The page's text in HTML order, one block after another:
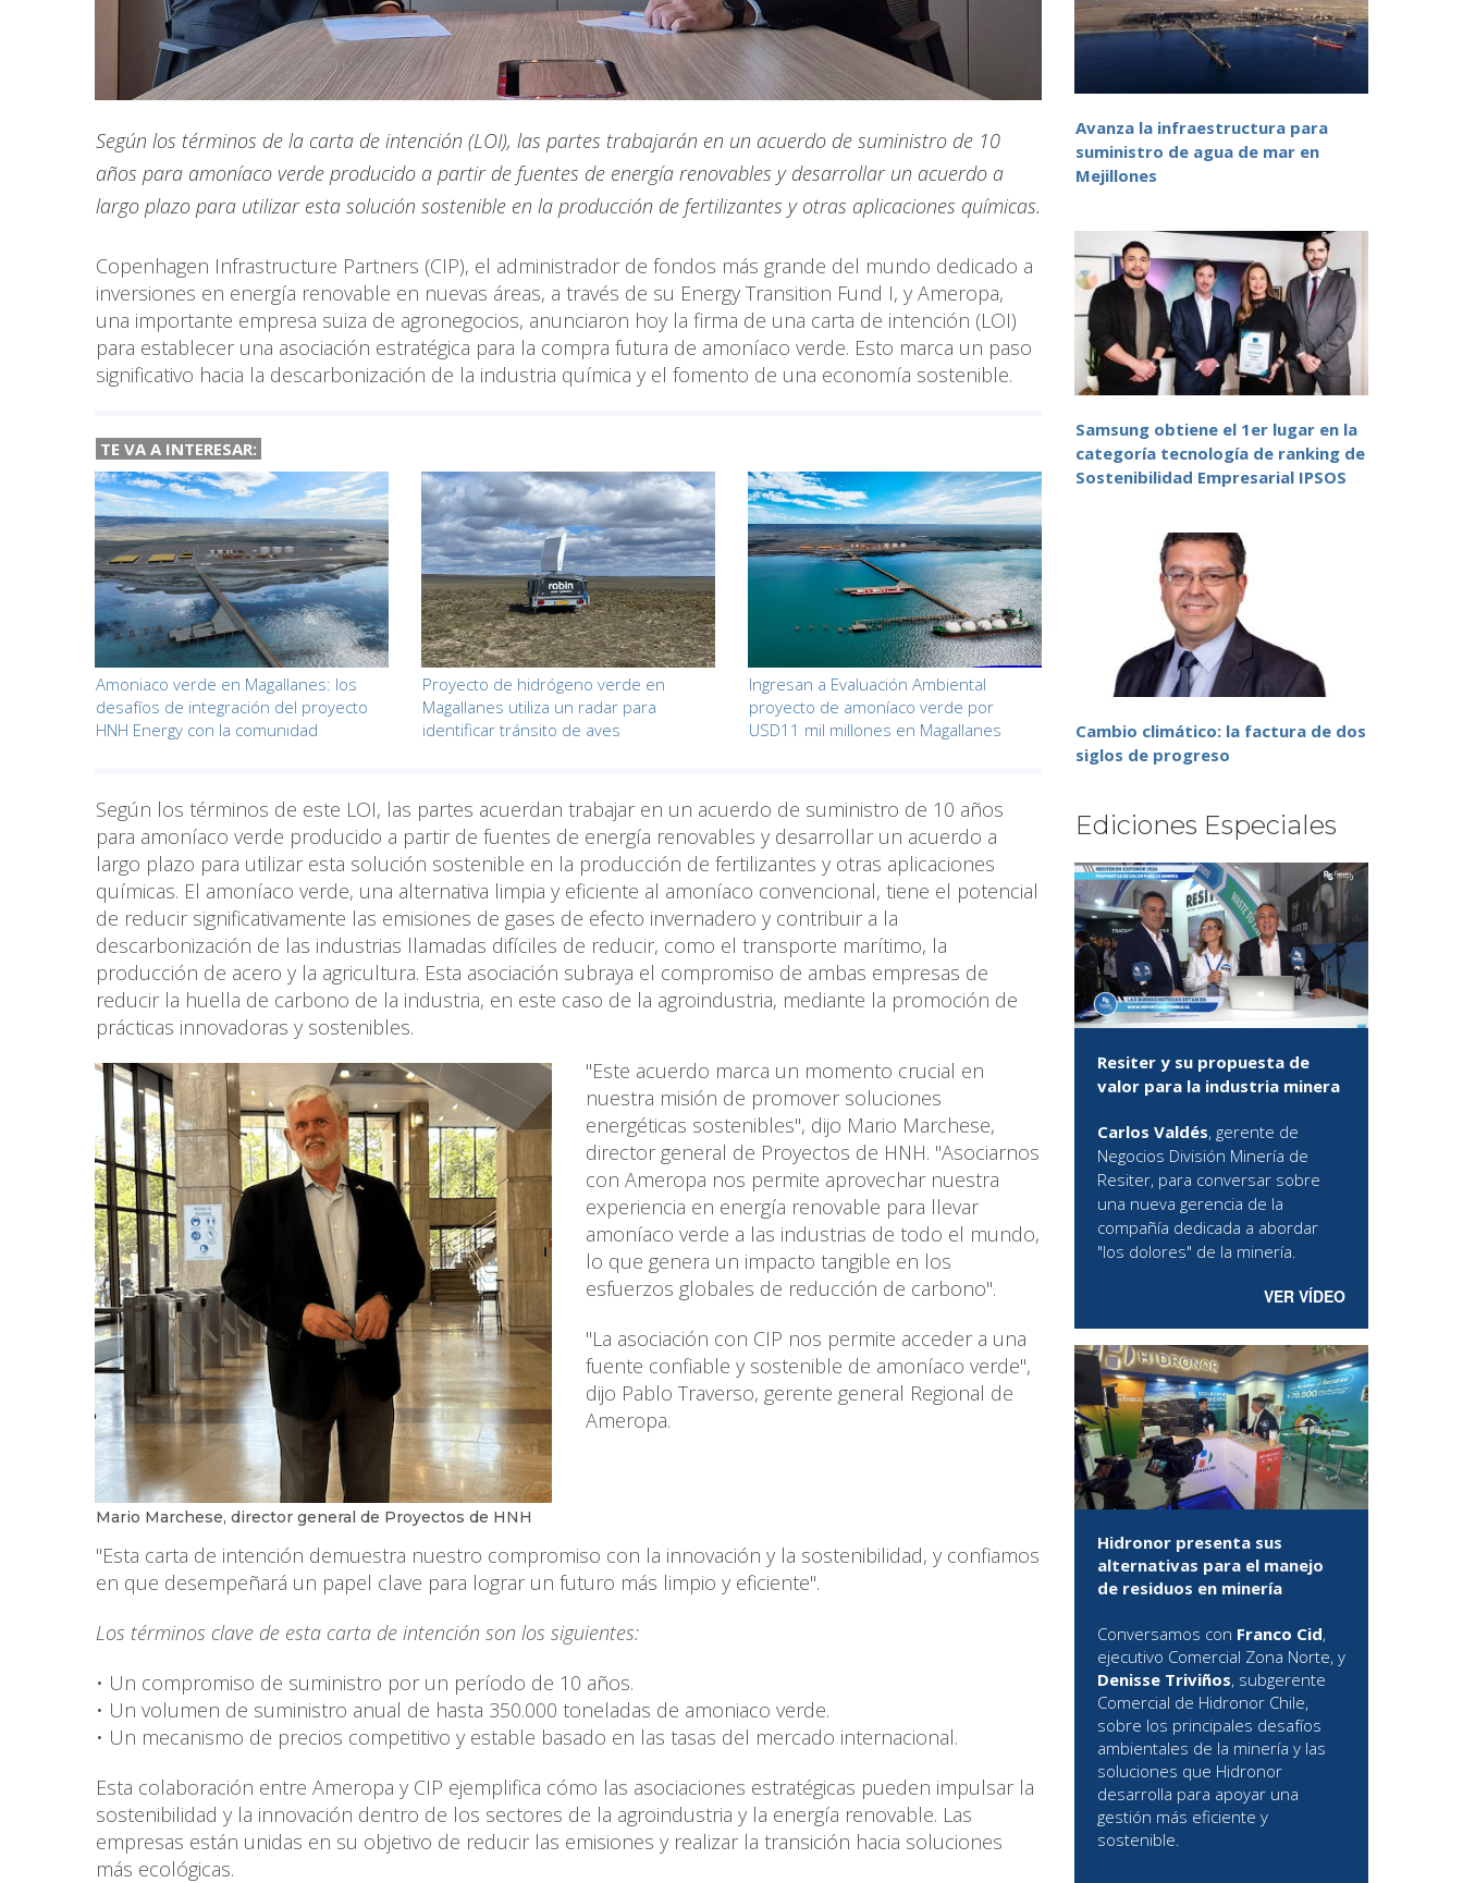
Según los términos de la carta de intención (LOI), las partes trabajarán en un acuerdo de suministro de 10
años para amoníaco verde producido a partir de fuentes de energía renovables y desarrollar un acuerdo a
largo plazo para utilizar esta solución sostenible en la producción de fertilizantes y otras aplicaciones químicas.
Copenhagen Infrastructure Partners (CIP), el administrador de fondos más grande del mundo dedicado a
inversiones en energía renovable en nuevas áreas, a través de su Energy Transition Fund I, y Ameropa,
una importante empresa suiza de agronegocios, anunciaron hoy la firma de una carta de intención (LOI)
para establecer una asociación estratégica para la compra futura de amoníaco verde. Esto marca un paso
significativo hacia la descarbonización de la industria química y el fomento de una economía sostenible.
TE VA A INTERESAR:
Amoniaco verde en Magallanes: los
desafíos de integración del proyecto
HNH Energy con la comunidad
Proyecto de hidrógeno verde en
Magallanes utiliza un radar para
identificar tránsito de aves
Ingresan a Evaluación Ambiental
proyecto de amoníaco verde por
USD11 mil millones en Magallanes
Según los términos de este LOI, las partes acuerdan trabajar en un acuerdo de suministro de 10 años
para amoníaco verde producido a partir de fuentes de energía renovables y desarrollar un acuerdo a
largo plazo para utilizar esta solución sostenible en la producción de fertilizantes y otras aplicaciones
químicas. El amoníaco verde, una alternativa limpia y eficiente al amoníaco convencional, tiene el potencial
de reducir significativamente las emisiones de gases de efecto invernadero y contribuir a la
descarbonización de las industrias llamadas difíciles de reducir, como el transporte marítimo, la
producción de acero y la agricultura. Esta asociación subraya el compromiso de ambas empresas de
reducir la huella de carbono de la industria, en este caso de la agroindustria, mediante la promoción de
prácticas innovadoras y sostenibles.
Mario Marchese, director general de Proyectos de HNH
"Este acuerdo marca un momento crucial en
nuestra misión de promover soluciones
energéticas sostenibles", dijo Mario Marchese,
director general de Proyectos de HNH. "Asociarnos
con Ameropa nos permite aprovechar nuestra
experiencia en energía renovable para llevar
amoníaco verde a las industrias de todo el mundo,
lo que genera un impacto tangible en los
esfuerzos globales de reducción de carbono".
"La asociación con CIP nos permite acceder a una
fuente confiable y sostenible de amoníaco verde",
dijo Pablo Traverso, gerente general Regional de
Ameropa.
"Esta carta de intención demuestra nuestro compromiso con la innovación y la sostenibilidad, y confiamos
en que desempeñará un papel clave para lograr un futuro más limpio y eficiente".
Los términos clave de esta carta de intención son los siguientes:
• Un compromiso de suministro por un período de 10 años.
• Un volumen de suministro anual de hasta 350.000 toneladas de amoniaco verde.
• Un mecanismo de precios competitivo y estable basado en las tasas del mercado internacional.
Esta colaboración entre Ameropa y CIP ejemplifica cómo las asociaciones estratégicas pueden impulsar la
sostenibilidad y la innovación dentro de los sectores de la agroindustria y la energía renovable. Las
empresas están unidas en su objetivo de reducir las emisiones y realizar la transición hacia soluciones
más ecológicas.
Avanza la infraestructura para
suministro de agua de mar en
Mejillones
Samsung obtiene el 1er lugar en la
categoría tecnología de ranking de
Sostenibilidad Empresarial IPSOS
Cambio climático: la factura de dos
siglos de progreso
Ediciones Especiales
Resiter y su propuesta de
valor para la industria minera
Carlos Valdés, gerente de
Negocios División Minería de
Resiter, para conversar sobre
una nueva gerencia de la
compañía dedicada a abordar
"los dolores" de la minería.
VER VÍDEO
Hidronor presenta sus
alternativas para el manejo
de residuos en minería
Conversamos con Franco Cid,
ejecutivo Comercial Zona Norte, y
Denisse Triviños, subgerente
Comercial de Hidronor Chile,
sobre los principales desafíos
ambientales de la minería y las
soluciones que Hidronor
desarrolla para apoyar una
gestión más eficiente y
sostenible.